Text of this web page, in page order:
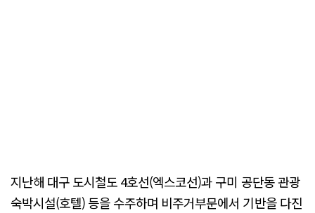
지난해 대구 도시철도 4호선(엑스코선)과 구미 공단동 관광
숙박시설(호텔) 등을 수주하며 비주거부문에서 기반을 다진